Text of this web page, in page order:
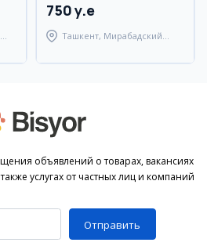
750 y.e
Ташкент, Мирабадский
объявлений о товарах, вакансиях
услугах от частных лиц и компаний
Отправить